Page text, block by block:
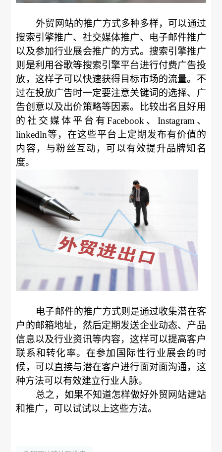
外贸网站的推广方式多种多样，可以通过
搜索引擎推广、社交媒体推广、电子邮件推广
以及参加行业展会推广的方式。搜索引擎推广
则是利用谷歌等搜索引擎平台进行付费广告投
放，这样子可以快速获得目标市场的流量。不
过在投放广告时一定要注意关键词的选择、广
告创意以及出价策略等因素。比较出名且好用
的社交媒体平台有Facebook、Instagram、
linkedln等，在这些平台上定期发布有价值的
内容，与粉丝互动，可以有效提升品牌知名
度。
电子邮件的推广方式则是通过收集潜在客
户的邮箱地址，然后定期发送企业动态、产品
信息以及行业资讯等内容，这样可以提高客户
联系和转化率。在参加国际性行业展会的时
候，可以直接与潜在客户进行面对面沟通，这
种方法可以有效建立行业人脉。
总之，如果不知道怎样做好外贸网站建站
和推广，可以试试以上这些方法。